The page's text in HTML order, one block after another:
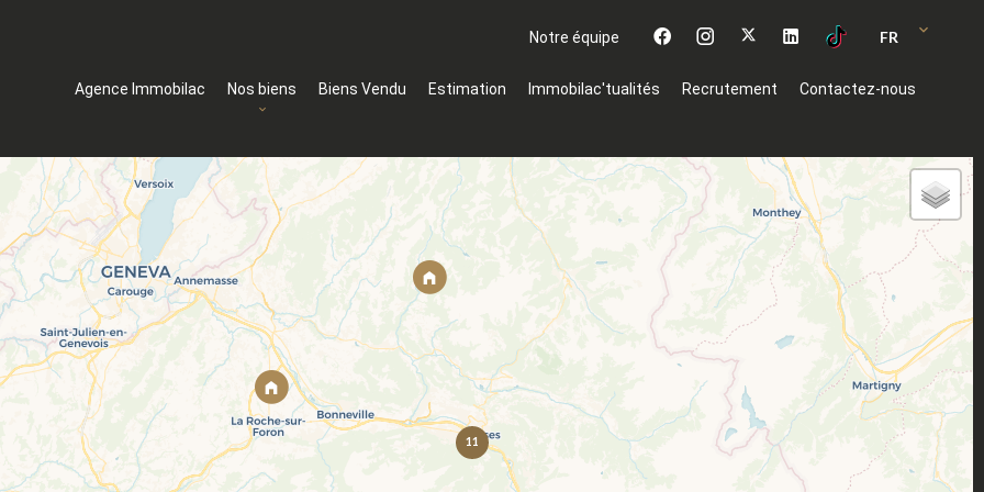
Notre équipe FR
Agence Immobilac Nos biens Biens Vendu Estimation Immobilac'tualités Recrutement Contactez-nous
11